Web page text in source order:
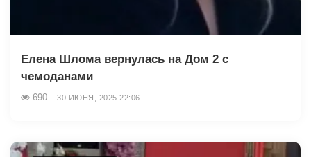
Елена Шлома вернулась на Дом 2 с
чемоданами
690 30 ИЮНЯ, 2025 22:06